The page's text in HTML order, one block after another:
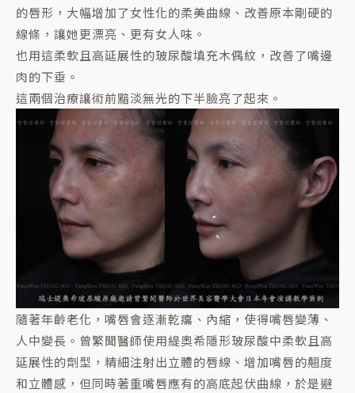
的唇形，大幅增加了女性化的柔美曲線、改善原本剛硬的
線條，讓她更漂亮、更有女人味。
也用這柔軟且高延展性的玻尿酸填充木偶紋，改善了嘴邊
肉的下垂。
這兩個治療讓術前黯淡無光的下半臉亮了起來。
隨著年齡老化，嘴唇會逐漸乾癟、內縮，使得嘴唇變薄、
人中變長。曾繁聞醫師使用緹奧希隱形玻尿酸中柔軟且高
延展性的劑型，精細注射出立體的唇線、增加嘴唇的翹度
和立體感，但同時著重嘴唇應有的高底起伏曲線，於是避